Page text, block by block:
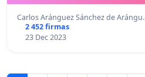
Carlos Aránguez Sánchez de
2 452 firmas
23 Dec 2023